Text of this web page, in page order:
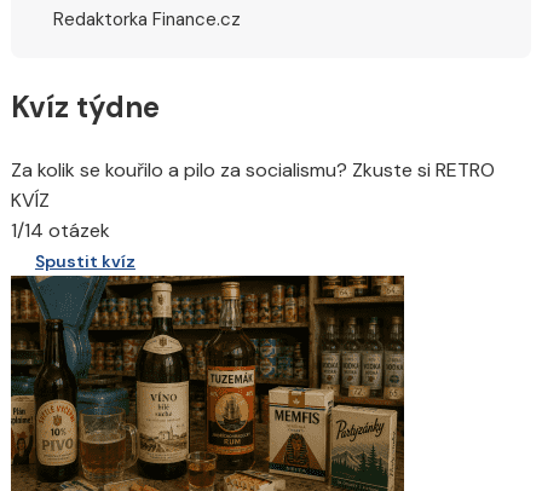
Redaktorka Finance.cz
Kvíz týdne
Za kolik se kouřilo a pilo za socialismu? Zkuste si RETRO
KVÍZ
1/14 otázek
Spustit kvíz